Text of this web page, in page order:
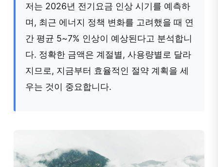
저는 2026년 전기요금 인상 시기를 예측하
며, 최근 에너지 정책 변화를 고려했을 때 연
간 평균 5~7% 인상이 예상된다고 분석합니
다. 정확한 금액은 계절별, 사용량별로 달라
지므로, 지금부터 효율적인 절약 계획을 세
우는 것이 중요합니다.